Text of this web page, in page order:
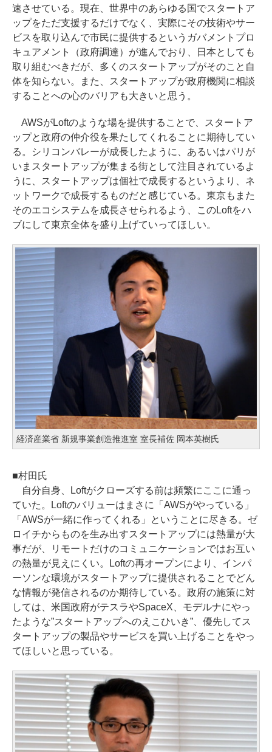
速させている。現在、世界中のあらゆる国でスタートア
ップをただ支援するだけでなく、実際にその技術やサー
ビスを取り込んで市民に提供するというガバメントプロ
キュアメント（政府調達）が進んでおり、日本としても
取り組むべきだが、多くのスタートアップがそのこと自
体を知らない。また、スタートアップが政府機関に相談
することへの心のバリアも大きいと思う。
AWSがLoftのような場を提供することで、スタートア
ップと政府の仲介役を果たしてくれることに期待してい
る。シリコンバレーが成長したように、あるいはパリが
いまスタートアップが集まる街として注目されているよ
うに、スタートアップは個社で成長するというより、ネ
ットワークで成長するものだと感じている。東京もまた
そのエコシステムを成長させられるよう、このLoftをハ
ブにして東京全体を盛り上げていってほしい。
経済産業省 新規事業創造推進室 室長補佐 岡本英樹氏
■村田氏
自分自身、Loftがクローズする前は頻繁にここに通っ
ていた。Loftのバリューはまさに「AWSがやっている」
「AWSが一緒に作ってくれる」ということに尽きる。ゼ
ロイチからものを生み出すスタートアップには熱量が大
事だが、リモートだけのコミュニケーションではお互い
の熱量が見えにくい。Loftの再オープンにより、インパ
ーソンな環境がスタートアップに提供されることでどん
な情報が発信されるのか期待している。政府の施策に対
しては、米国政府がテスラやSpaceX、モデルナにやっ
たような”スタートアップへのえこひいき”、優先してス
タートアップの製品やサービスを買い上げることをやっ
てほしいと思っている。